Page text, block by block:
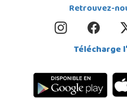
Retrouvez-
Télécharge